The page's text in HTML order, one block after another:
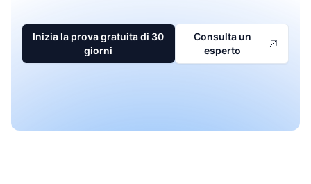
Inizia la prova gratuita di 30
giorni
Consulta un
esperto